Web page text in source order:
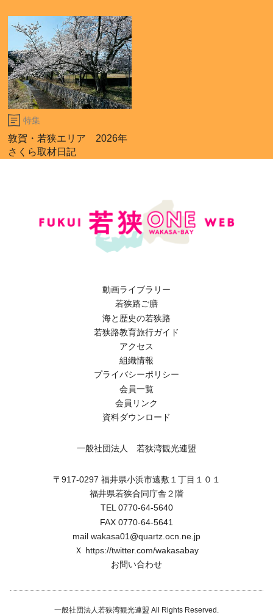
特集
敦賀・若狭エリア 2026年
さくら取材日記
動画ライブラリー
若狭路ご膳
海と歴史の若狭路
若狭路教育旅行ガイド
アクセス
組織情報
プライバシーポリシー
会員一覧
会員リンク
資料ダウンロード
一般社団法人 若狭湾観光連盟
〒917-0297 福井県小浜市遠敷１丁目１０１
福井県若狭合同庁舎２階
TEL 0770-64-5640
FAX 0770-64-5641
mail wakasa01@quartz.ocn.ne.jp
Ｘ https://twitter.com/wakasabay
お問い合わせ
一般社団法人若狭湾観光連盟 All Rights Reserved.